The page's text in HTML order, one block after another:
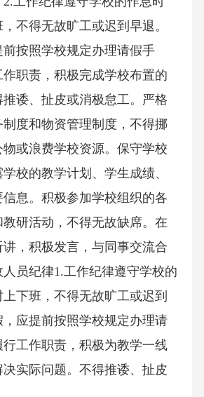
不得无故旷工或迟到早退。
按照学校规定办理请假手
职责，积极完成学校布置的
诿、扯皮或消极怠工。严格
度和物资管理制度，不得挪
或浪费学校资源。保守学校
校的教学计划、学生成绩、
息。积极参加学校组织的各
研活动，不得无故缺席。在
，积极发言，与同事交流合
员纪律1.工作纪律遵守学校的
下班，不得无故旷工或迟到
应提前按照学校规定办理请
工作职责，积极为教学一线
实际问题。不得推诿、扯皮